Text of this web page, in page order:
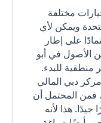
مختلفة
ويمكن لأي
على إطار
الأصول في أبو
منطقية للبدء.
دبي المالي
فمن المحتمل أن
هذا لأنه